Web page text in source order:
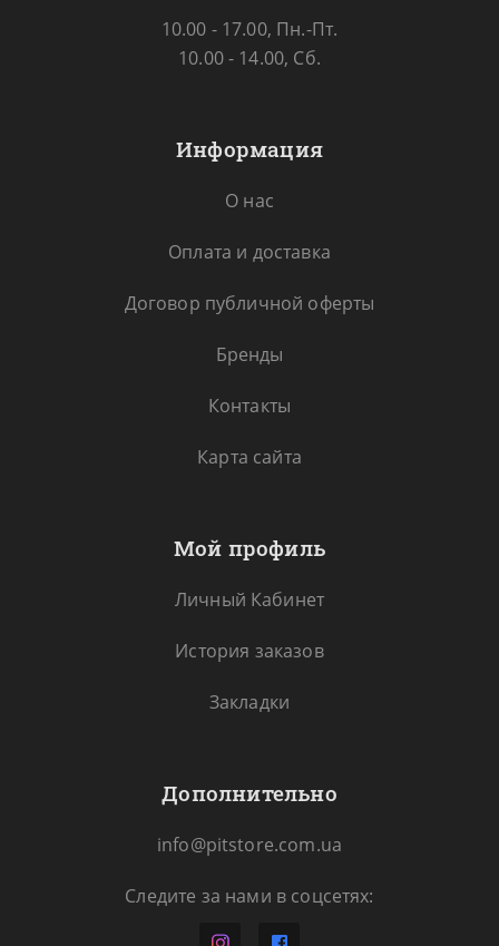
10.00 - 17.00, Пн.-Пт.
10.00 - 14.00, Сб.
Информация
О нас
Оплата и доставка
Договор публичной оферты
Бренды
Контакты
Карта сайта
Мой профиль
Личный Кабинет
История заказов
Закладки
Дополнительно
info@pitstore.com.ua
Следите за нами в соцсетях: